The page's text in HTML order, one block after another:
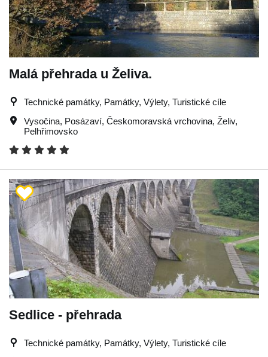
Malá přehrada u Želiva.
Technické památky, Památky, Výlety, Turistické cíle
Vysočina, Posázaví, Českomoravská vrchovina, Želiv,
Pelhřimovsko
Sedlice - přehrada
Technické památky, Památky, Výlety, Turistické cíle